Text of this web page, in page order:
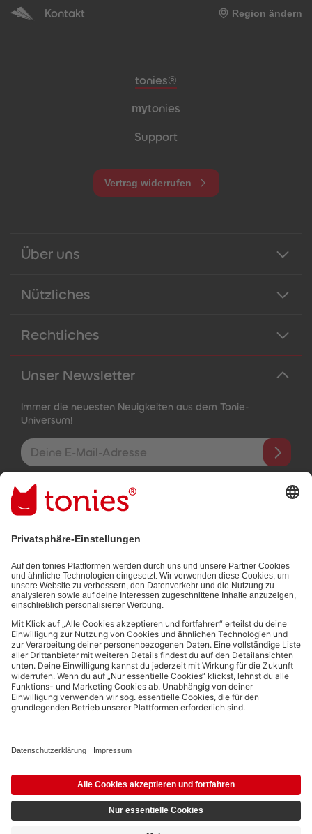
Kontakt Region ändern
Meta-Navigation Footer
tonies®
mytonies
Support
Vertrag widerrufen
Über uns
Nützliches
Rechtliches
Unser Newsletter
Immer die neuesten Neuigkeiten aus dem Tonie-
Universum!
E-Mail-Addresse
Mit dem Absenden abonnierst du unseren E-Mail-Newsletter, der
auf den von dir bereitgestellten Informationen (z.B. Account-
informationen) und den von dir zu Werbezwecken bereitgestellten
Datenschutzbestimmungen.
Bezahlmethoden:
Links zu sozialen Netzwerken
Die Nutzung der Inhalte für Text- und Data-Mining von (generativen) KI
Zusammenhang ausdrücklich vorbehalten und daher verboten.